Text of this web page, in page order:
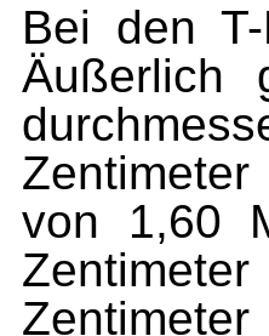
Bei den
Äußerlich
von 1,60